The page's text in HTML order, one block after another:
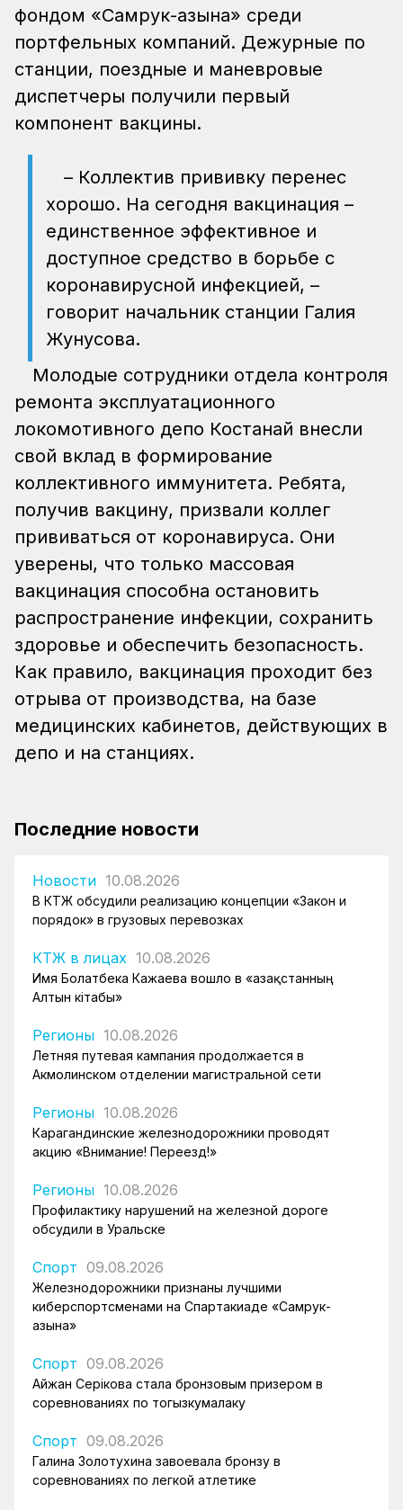
фондом «Самрук-Қазына» среди
портфельных компаний. Дежурные по
станции, поездные и маневровые
диспетчеры получили первый
компонент вакцины.
– Коллектив прививку перенес
хорошо. На сегодня вакцинация –
единственное эффективное и
доступное средство в борьбе с
коронавирусной инфекцией, –
говорит начальник станции Галия
Жунусова.
Молодые сотрудники отдела контроля
ремонта эксплуатационного
локомотивного депо Костанай внесли
свой вклад в формирование
коллективного иммунитета. Ребята,
получив вакцину, призвали коллег
прививаться от коронавируса. Они
уверены, что только массовая
вакцинация способна остановить
распространение инфекции, сохранить
здоровье и обеспечить безопасность.
Как правило, вакцинация проходит без
отрыва от производства, на базе
медицинских кабинетов, действующих в
депо и на станциях.
Последние новости
Новости 10.08.2026
В КТЖ обсудили реализацию концепции «Закон и
порядок» в грузовых перевозках
КТЖ в лицах 10.08.2026
Имя Болатбека Кажаева вошло в «Қазақстанның
Алтын кітабы»
Регионы 10.08.2026
Летняя путевая кампания продолжается в
Акмолинском отделении магистральной сети
Регионы 10.08.2026
Карагандинские железнодорожники проводят
акцию «Внимание! Переезд!»
Регионы 10.08.2026
Профилактику нарушений на железной дороге
обсудили в Уральске
Спорт 09.08.2026
Железнодорожники признаны лучшими
киберспортсменами на Спартакиаде «Самрук-
Қазына»
Спорт 09.08.2026
Айжан Серікова стала бронзовым призером в
соревнованиях по тогызкумалаку
Спорт 09.08.2026
Галина Золотухина завоевала бронзу в
соревнованиях по легкой атлетике